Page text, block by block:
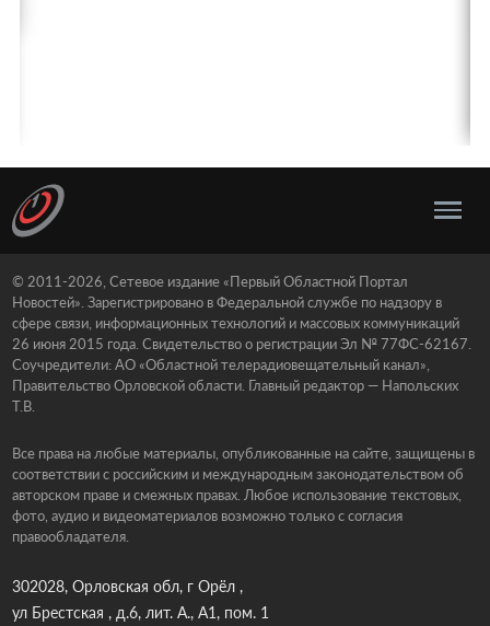
© 2011-2026, Сетевое издание «Первый Областной Портал
Новостей». Зарегистрировано в Федеральной службе по надзору в
сфере связи, информационных технологий и массовых коммуникаций
26 июня 2015 года. Свидетельство о регистрации Эл № 77ФС-62167.
Соучредители: АО «Областной телерадиовещательный канал»,
Правительство Орловской области. Главный редактор — Напольских
Т.В.
Все права на любые материалы, опубликованные на сайте, защищены в
соответствии с российским и международным законодательством об
авторском праве и смежных правах. Любое использование текстовых,
фото, аудио и видеоматериалов возможно только с согласия
правообладателя.
302028, Орловская обл, г Орёл ,
ул Брестская , д.6, лит. А., А1, пом. 1